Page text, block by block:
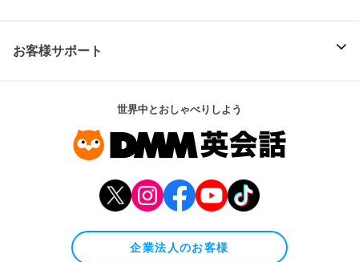
お客様サポート
世界中とおしゃべりしよう
企業法人のお客様